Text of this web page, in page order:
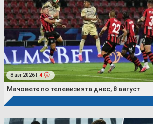
8 авг 2026 | 4
Мачовете по телевизията днес, 8 август